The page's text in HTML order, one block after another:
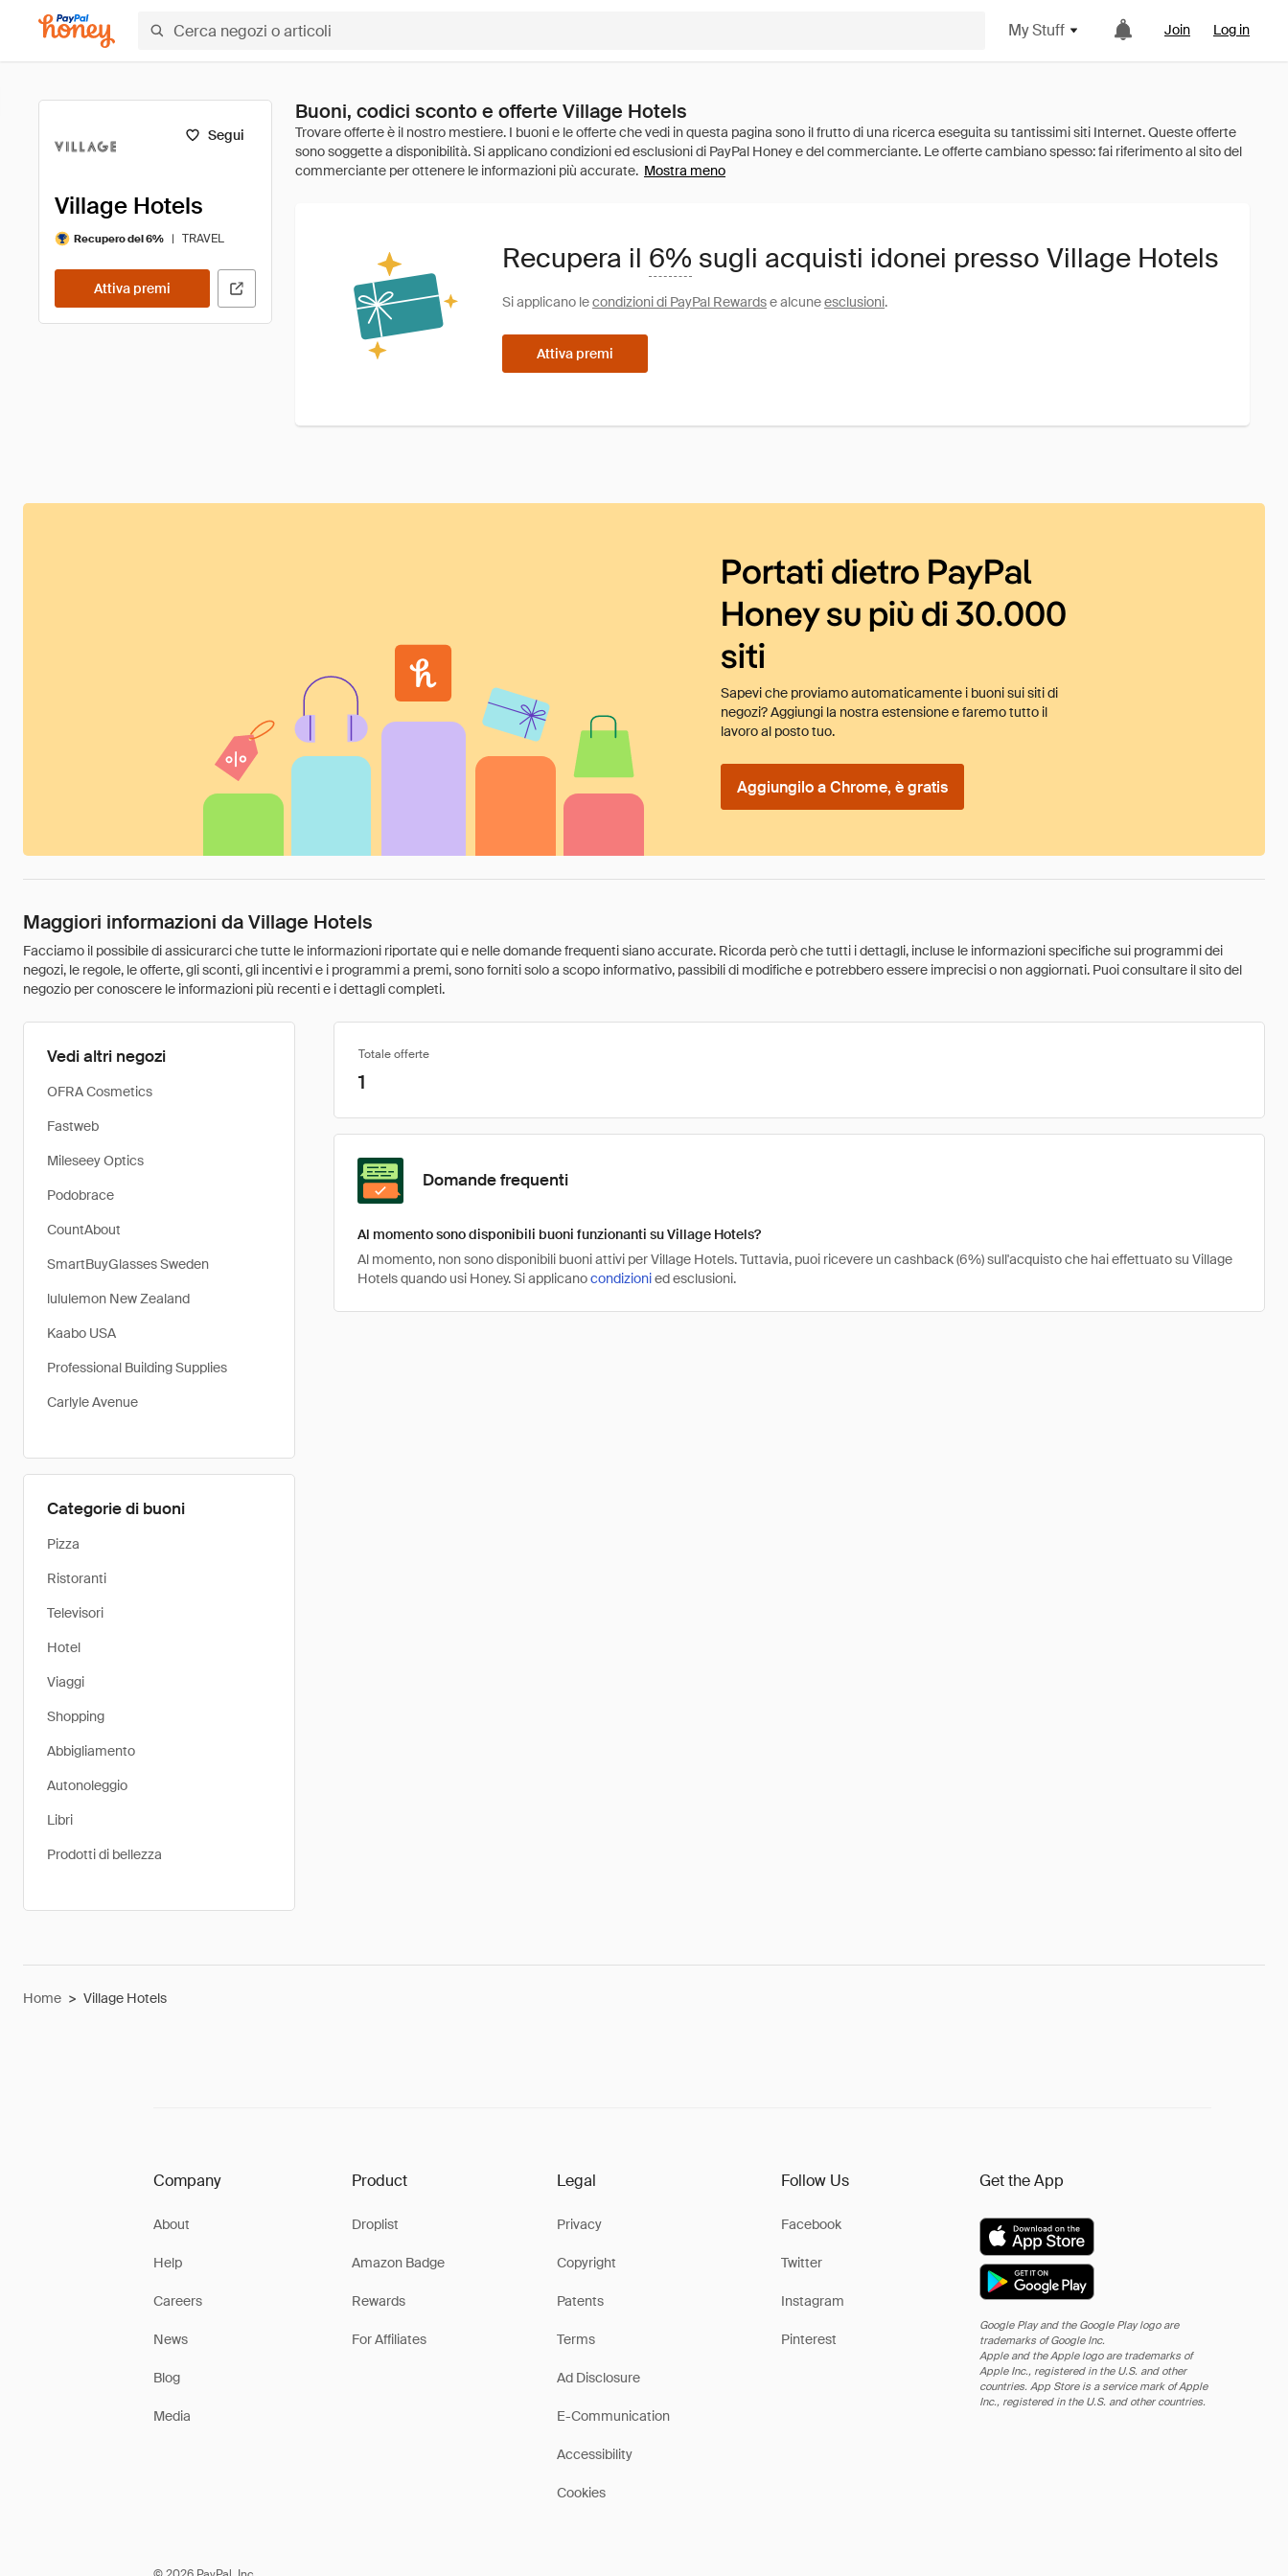
My Stuff Join Log in
Segui
Village Hotels
Recupero del 6% | TRAVEL
Attiva premi
Buoni, codici sconto e offerte Village Hotels
Mostra meno
Recupera il 6% sugli acquisti idonei presso Village Hotels
Si applicano lecondizioni di PayPal Rewardse alcuneesclusioni.
Attiva premi
Portati dietro PayPal
Honey su più di 30.000
siti
Sapevi che proviamo automaticamente i buoni sui siti di
negozi? Aggiungi la nostra estensione e faremo tutto il
lavoro al posto tuo.
Aggiungilo a Chrome, è gratis
Maggiori informazioni da Village Hotels
Facciamo il possibile di assicurarci che tutte le informazioni riportate qui e nelle domande frequenti siano accurate. Ricorda però che tutti i dettagli, incluse le informazioni specifiche sui programmi dei
negozi, le regole, le offerte, gli sconti, gli incentivi e i programmi a premi, sono forniti solo a scopo informativo, passibili di modifiche e potrebbero essere imprecisi o non aggiornati. Puoi consultare il sito del
negozio per conoscere le informazioni più recenti e i dettagli completi.
Vedi altri negozi
OFRA Cosmetics
Fastweb
Mileseey Optics
Podobrace
CountAbout
SmartBuyGlasses Sweden
lululemon New Zealand
Kaabo USA
Professional Building Supplies
Carlyle Avenue
Categorie di buoni
Pizza
Ristoranti
Televisori
Hotel
Viaggi
Shopping
Abbigliamento
Autonoleggio
Libri
Prodotti di bellezza
Totale offerte
1
Domande frequenti
Al momento sono disponibili buoni funzionanti su Village Hotels?
Al momento, non sono disponibili buoni attivi per Village Hotels. Tuttavia, puoi ricevere un cashback (6%) sull'acquisto che hai effettuato su Village
Hotels quando usi Honey. Si applicanocondizionied esclusioni.
Home > Village Hotels
Company
About
Help
Careers
News
Blog
Media
Product
Droplist
Amazon Badge
Rewards
For Affiliates
Legal
Privacy
Copyright
Patents
Terms
Ad Disclosure
E-Communication
Accessibility
Cookies
Follow Us
Facebook
Twitter
Instagram
Pinterest
Get the App
Google Play and the Google Play logo are
trademarks of Google Inc.
Apple and the Apple logo are trademarks of
Apple Inc., registered in the U.S. and other
countries. App Store is a service mark of Apple
Inc., registered in the U.S. and other countries.